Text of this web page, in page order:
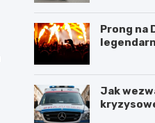
Prong na
Jak